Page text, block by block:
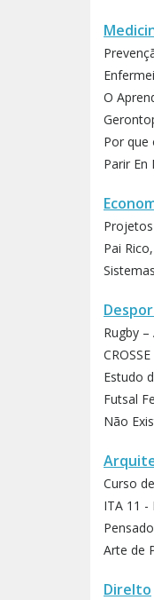
O
Por
Parir
Pai
Rugby
Estudo
Futsal
Não
Curso
ITA 11 -
Arte de
DireIto